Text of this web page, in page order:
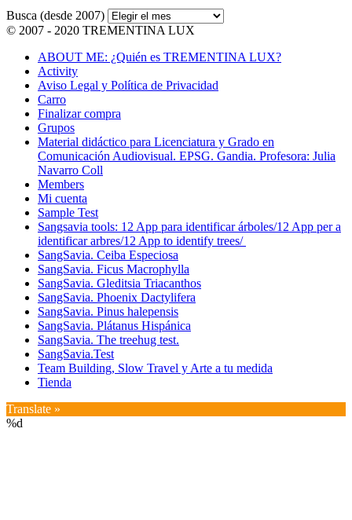
Busca (desde 2007)
© 2007 - 2020 TREMENTINA LUX
ABOUT ME: ¿Quién es TREMENTINA LUX?
Activity
Aviso Legal y Política de Privacidad
Carro
Finalizar compra
Grupos
Material didáctico para Licenciatura y Grado en
Comunicación Audiovisual. EPSG. Gandia. Profesora: Julia
Navarro Coll
Members
Mi cuenta
Sample Test
Sangsavia tools: 12 App para identificar árboles/12 App per a
identificar arbres/12 App to identify trees/
SangSavia. Ceiba Especiosa
SangSavia. Ficus Macrophylla
SangSavia. Gleditsia Triacanthos
SangSavia. Phoenix Dactylifera
SangSavia. Pinus halepensis
SangSavia. Plátanus Hispánica
SangSavia. The treehug test.
SangSavia.Test
Team Building, Slow Travel y Arte a tu medida
Tienda
Translate »
%d